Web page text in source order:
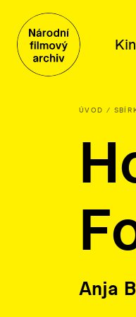
Lidé
ÚVOD
Anja